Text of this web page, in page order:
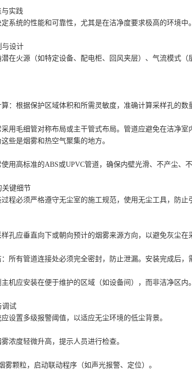
与实践
系统的性能和可靠性，尤其是在洁净度要求极高的环境中
与设计
在火源（如特定设备、配电柜、回风夹层）、气流模式（
：根据保护区域体积和所需灵敏度，准确计算采样孔的
用毛细管对称布局或主干管式布局。管道应避免在洁净
些是烟雾和热空气聚集的地方。
用高标准的ABS或UPVC管道，确保内壁光滑、不产尘、
关键细节
程必须严格遵守无尘室的施工规范，使用无尘工具，防
孔应垂直向下或朝向预计的烟雾来源方向，以避免灰尘在
所有管道连接处必须完全密封，防止泄漏。安装完成后
机应安装在便于维护的区域（如设备间），而非洁净区内
调试
设置多级报警阈值，以适应无尘环境的低尘背景。
浓度轻微升高，提示人员进行检查。
雾颗粒，启动联动程序（如声光报警、定位）。